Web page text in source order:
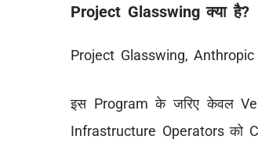
Project Glasswing क्या है?
Project Glasswing,
इस Program के जरिए केवल
Infrastructure Operators को